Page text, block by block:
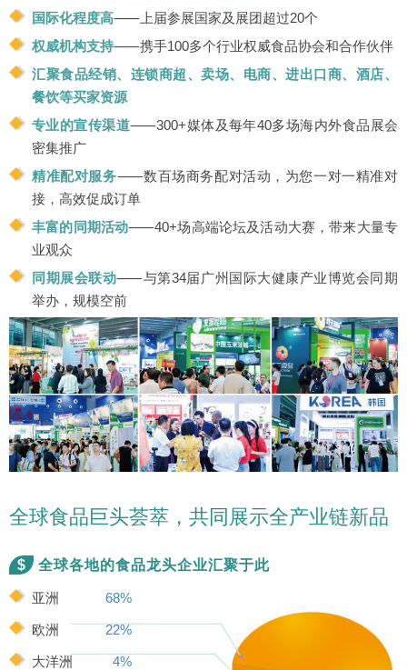
国际化程度高⸺上届参展国家及展团超过20个
权威机构支持⸺携手100多个行业权威食品协会和合作伙伴
汇聚食品经销、连锁商超、卖场、电商、进出口商、酒店、
餐饮等买家资源
专业的宣传渠道⸺300+媒体及每年40多场海内外食品展会
密集推广
精准配对服务⸺数百场商务配对活动，为您一对一精准对
接，高效促成订单
丰富的同期活动⸺40+场高端论坛及活动大赛，带来大量专
业观众
同期展会联动⸺与第34届广州国际大健康产业博览会同期
举办，规模空前
全球食品巨头荟萃，共同展示全产业链新品
$ 全球各地的食品龙头企业汇聚于此
亚洲 68%
欧洲 22%
大洋洲 4%